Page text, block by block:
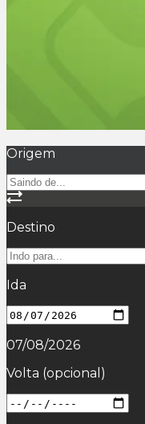
Origem
Destino
Ida
07/08/2026
Volta (opcional)